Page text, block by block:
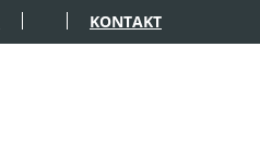
KONTAKT